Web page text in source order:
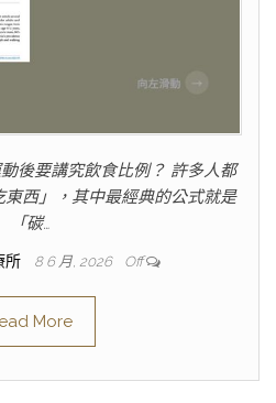
後要講究飲食比例？ 許多人都
西」，其中最經典的公式就是
「碳…
所 8 6 月, 2026 Off
More